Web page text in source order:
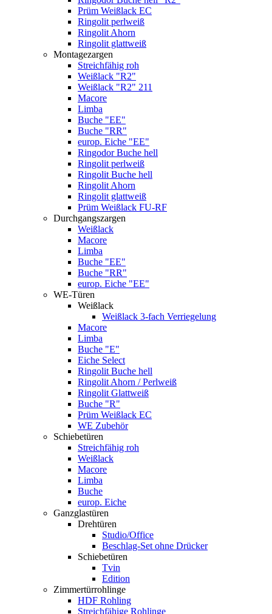
Prüm Weißlack EC
Ringolit perlweiß
Ringolit Ahorn
Ringolit glattweiß
Montagezargen
Streichfähig roh
Weißlack "R2"
Weißlack "R2" 211
Macore
Limba
Buche "EE"
Buche "RR"
europ. Eiche "EE"
Ringodor Buche hell
Ringolit perlweiß
Ringolit Buche hell
Ringolit Ahorn
Ringolit glattweiß
Prüm Weißlack FU-RF
Durchgangszargen
Weißlack
Macore
Limba
Buche "EE"
Buche "RR"
europ. Eiche "EE"
WE-Türen
Weißlack
Weißlack 3-fach Verriegelung
Macore
Limba
Buche "E"
Eiche Select
Ringolit Buche hell
Ringolit Ahorn / Perlweiß
Ringolit Glattweiß
Buche "R"
Prüm Weißlack EC
WE Zubehör
Schiebetüren
Streichfähig roh
Weißlack
Macore
Limba
Buche
europ. Eiche
Ganzglastüren
Drehtüren
Studio/Office
Beschlag-Set ohne Drücker
Schiebetüren
Tvin
Edition
Zimmertürrohlinge
HDF Rohling
Streichfähige Rohlinge